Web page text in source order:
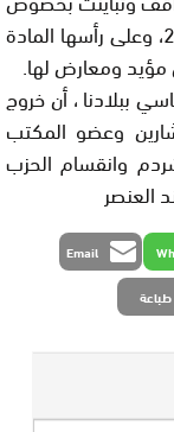
عدد من مقتضيات مشروع قانون مالية 2020، وعلى رأسها المادة
ببلادنا ، أن خروج
وعضو المكتب
وانقسام الحزب
Email
طباعة